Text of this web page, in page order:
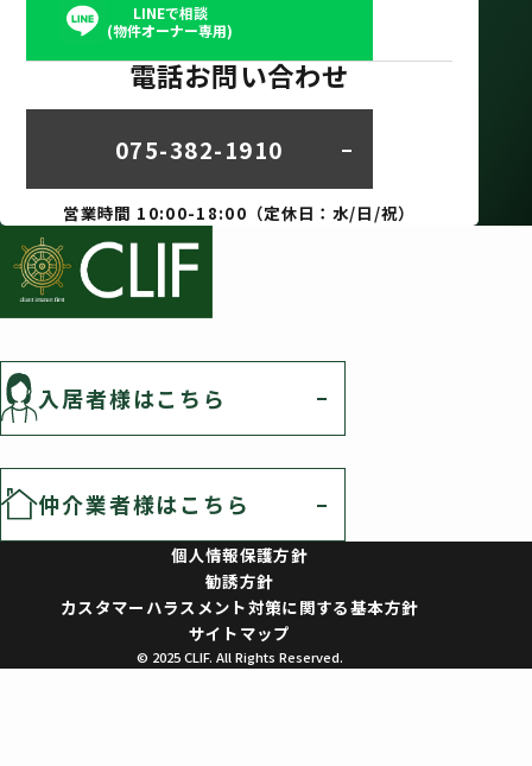
LINEで相談
(物件オーナー専用)
電話お問い合わせ
075-382-1910
営業時間 10:00-18:00（定休日：水/日/祝）
入居者様はこちら
仲介業者様はこちら
個人情報保護方針
勧誘方針
カスタマーハラスメント対策に関する基本方針
サイトマップ
© 2025 CLIF. All Rights Reserved.